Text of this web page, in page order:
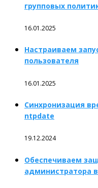
групповых
16.01.2025
Настраиваем
пользователя
16.01.2025
Синхронизация
ntpdate
19.12.2024
Обеспечиваем
администратора